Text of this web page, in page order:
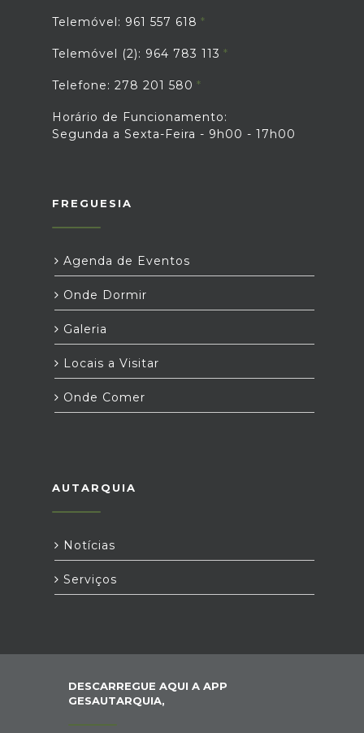
Telemóvel: 961 557 618
Telemóvel (2): 964 783 113
Telefone: 278 201 580
Horário de Funcionamento:
Segunda a Sexta-Feira - 9h00 - 17h00
FREGUESIA
Agenda de Eventos
Onde Dormir
Galeria
Locais a Visitar
Onde Comer
AUTARQUIA
Notícias
Serviços
DESCARREGUE AQUI A APP
GESAUTARQUIA,